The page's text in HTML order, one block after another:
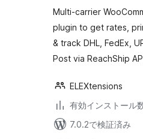
Multi-carrier
plugin to get rates,
& track DHL, FedEx,
Post via ReachShip
ELEXtensions
有効インストール
7.0.2で検証済み